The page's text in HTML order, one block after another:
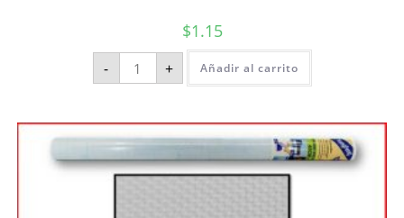
$1.15
- + Añadir al carrito